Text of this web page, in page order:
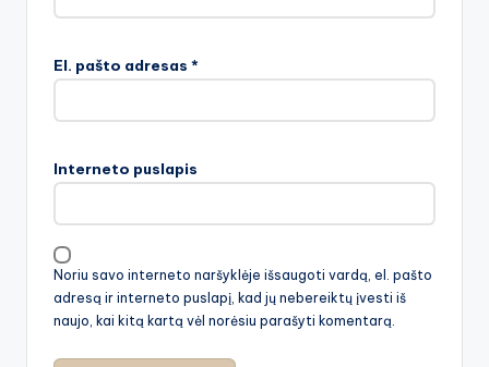
El. pašto adresas *
Interneto puslapis
Noriu savo interneto naršyklėje išsaugoti vardą, el. pašto
adresą ir interneto puslapį, kad jų nebereiktų įvesti iš
naujo, kai kitą kartą vėl norėsiu parašyti komentarą.